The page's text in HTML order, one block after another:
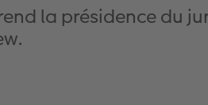
la présidence du